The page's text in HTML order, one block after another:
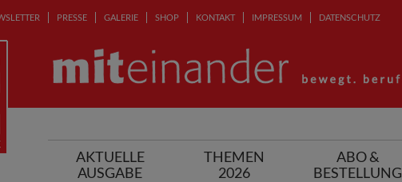
PRESSE GALERIE SHOP KONTAKT IMPRESSUM DATENSCHUTZ
AKTUELLE
AUSGABE
THEMEN
2026
ABO &
BESTELLUNG